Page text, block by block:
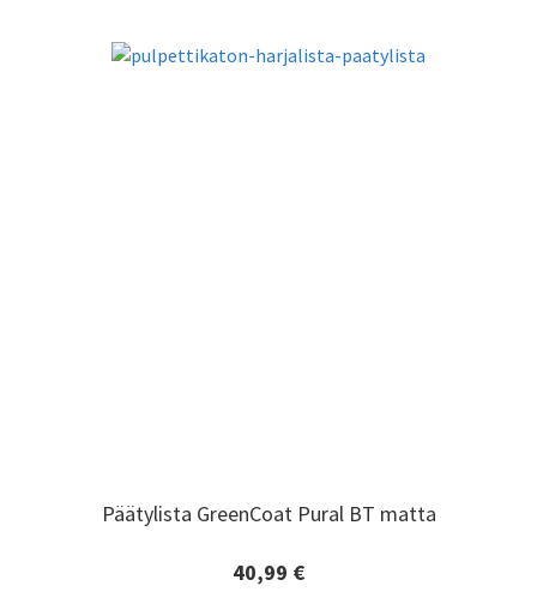
Päätylista GreenCoat Pural BT matta
40,99 €
Päätylista GreenCoat Pural BT matta
Lisätiedot ja tilaaminen